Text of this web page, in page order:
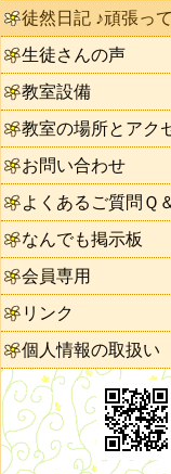
徒然日記 ♪頑張っ
生徒さんの声
教室設備
教室の場所とアク
お問い合わせ
よくあるご質問Ｑ
なんでも掲示板
会員専用
リンク
個人情報の取扱い